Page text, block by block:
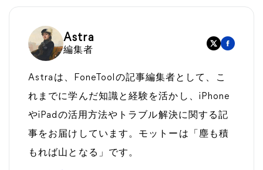
Astra
編集者
Astraは、FoneToolの記事編集者として、こ
れまでに学んだ知識と経験を活かし、iPhone
やiPadの活用方法やトラブル解決に関する記
事をお届けしています。モットーは「塵も積
もれば山となる」です。